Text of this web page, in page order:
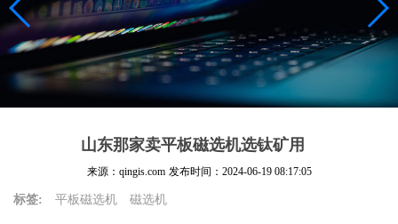
山东那家卖平板磁选机选钛矿用
来源：qingis.com 发布时间： 2024-06-19 08:17:05
标签: 平板磁选机 磁选机